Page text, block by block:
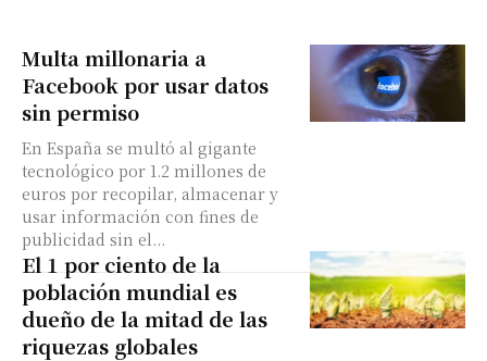
Multa millonaria a
Facebook por usar datos
sin permiso
En España se multó al gigante
tecnológico por 1.2 millones de
euros por recopilar, almacenar y
usar información con fines de
publicidad sin el...
El 1 por ciento de la
población mundial es
dueño de la mitad de las
riquezas globales